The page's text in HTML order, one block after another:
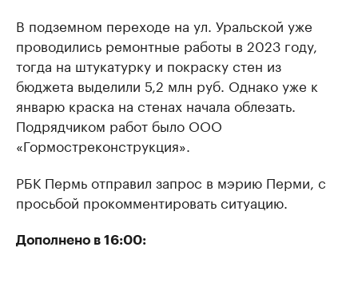
В подземном переходе на ул. Уральской уже
проводились ремонтные работы в 2023 году,
тогда на штукатурку и покраску стен из
бюджета выделили 5,2 млн руб. Однако уже к
январю краска на стенах начала облезать.
Подрядчиком работ было ООО
«Гормостреконструкция».
РБК Пермь отправил запрос в мэрию Перми, с
просьбой прокомментировать ситуацию.
Дополнено в 16:00: